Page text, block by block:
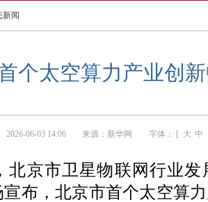
新闻
个太空算力产业创
2026-06-03 14:06 来源： 新华网 字体： [ 大 中
北京市卫星物联网行业
布，北京市首个太空算